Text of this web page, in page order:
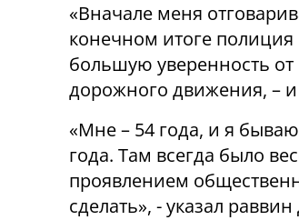
«Вначале меня
конечном итоге полиция
большую уверенность от
дорожного движения, – и
«Мне – 54 года, и я
года. Там всегда было
проявлением
сделать», - указал